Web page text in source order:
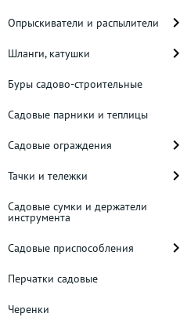
Опрыскиватели и распылители
Шланги, катушки
Буры садово-строительные
Садовые парники и теплицы
Садовые ограждения
Тачки и тележки
Садовые сумки и держатели
инструмента
Садовые приспособления
Перчатки садовые
Черенки